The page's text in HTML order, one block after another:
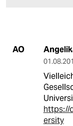
AO
https://
ersity